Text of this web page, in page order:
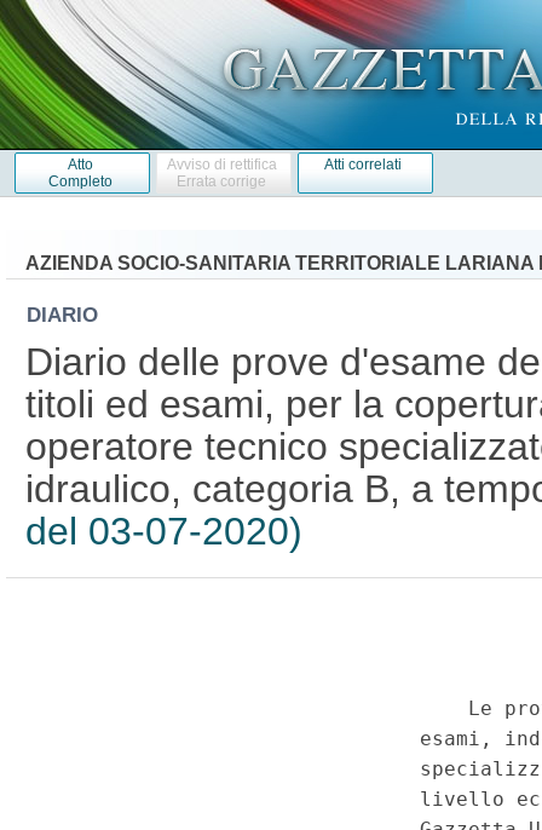
Atto
Completo
Avviso di rettifica
Errata corrige
Atti correlati
AZIENDA SOCIO-SANITARIA TERRITORIALE LARIANA
DIARIO
Diario delle prove d'esame
titoli ed esami, per la
operatore tecnico
idraulico, categoria B, a
del 03-07-2020)